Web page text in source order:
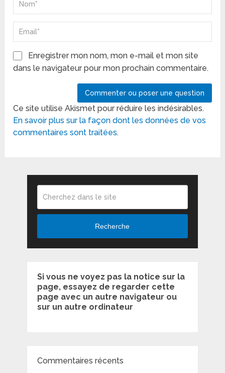
Enregistrer mon nom, mon e-mail et mon site
dans le navigateur pour mon prochain commentaire.
Ce site utilise Akismet pour réduire les indésirables.
En savoir plus sur la façon dont les données de vos
commentaires sont traitées.
Recherche
Si vous ne voyez pas la notice sur la
page, essayez de regarder cette
page avec un autre navigateur ou
sur un autre ordinateur
Commentaires récents